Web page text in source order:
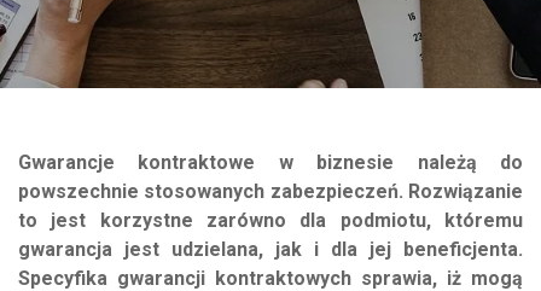
Gwarancje kontraktowe w biznesie należą do
powszechnie stosowanych zabezpieczeń. Rozwiązanie
to jest korzystne zarówno dla podmiotu, któremu
gwarancja jest udzielana, jak i dla jej beneficjenta.
Specyfika gwarancji kontraktowych sprawia, iż mogą